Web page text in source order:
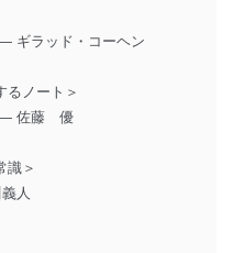
ギラッド・コーヘン
るノート＞
佐藤 優
識＞
人